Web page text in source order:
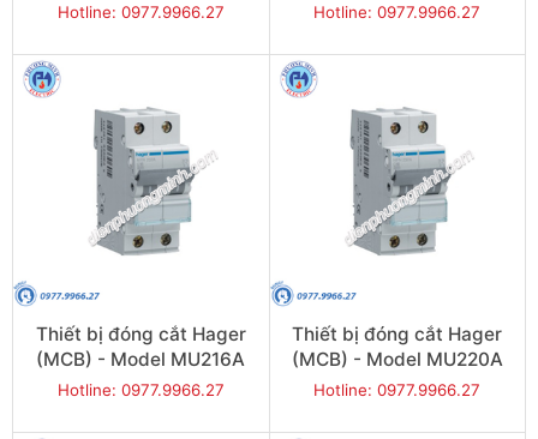
Hotline: 0977.9966.27 Hotline: 0977.9966.27
Thiết bị đóng cắt Hager
(MCB) - Model MU216A
Hotline: 0977.9966.27
Thiết bị đóng cắt Hager
(MCB) - Model MU220A
Hotline: 0977.9966.27